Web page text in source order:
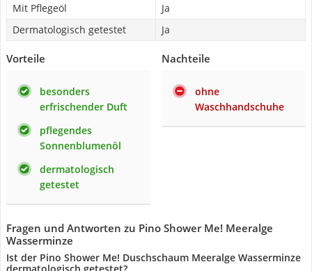
Mit Pflegeöl
Ja
Dermatologisch getestet
Ja
Vorteile
besonders
erfrischender Duft
pflegendes
Sonnenblumenöl
dermatologisch
getestet
Nachteile
ohne
Waschhandschuhe
Fragen und Antworten zu Pino Shower Me! Meeralge
Wasserminze
Ist der Pino Shower Me! Duschschaum Meeralge Wasserminze